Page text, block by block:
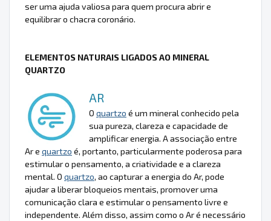
ser uma ajuda valiosa para quem procura abrir e
equilibrar o chacra coronário.
ELEMENTOS NATURAIS LIGADOS AO MINERAL
QUARTZO
AR
O quartzo é um mineral conhecido pela
sua pureza, clareza e capacidade de
amplificar energia. A associação entre
Ar e quartzo é, portanto, particularmente poderosa para
estimular o pensamento, a criatividade e a clareza
mental. O quartzo, ao capturar a energia do Ar, pode
ajudar a liberar bloqueios mentais, promover uma
comunicação clara e estimular o pensamento livre e
independente. Além disso, assim como o Ar é necessário